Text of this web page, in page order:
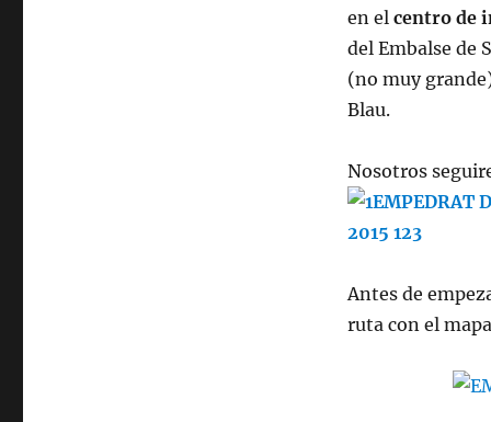
en elcentro de
del Embalse de
(no muy
Blau.
Nosotros
Antes de
ruta con el